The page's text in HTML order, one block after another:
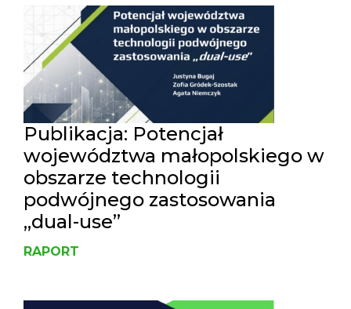
Publikacja: Potencjał
województwa małopolskiego w
obszarze technologii
podwójnego zastosowania
„dual-use”
RAPORT